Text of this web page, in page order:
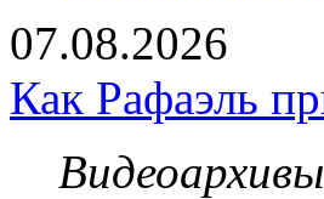
07.08.2026
Как Рафаэль